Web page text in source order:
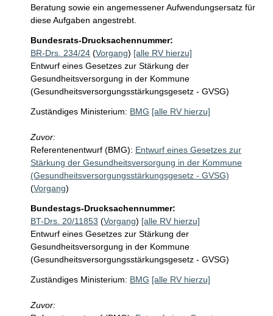
Beratung sowie ein angemessener Aufwendungsersatz für
Bundesrats-Drucksachennummer:
BR-Drs. 234/24 (Vorgang) [alle RV hierzu]
Entwurf eines Gesetzes zur Stärkung der
Gesundheitsversorgung in der Kommune
(Gesundheitsversorgungsstärkungsgesetz - GVSG)
Zuständiges Ministerium: BMG [alle RV hierzu]
Zuvor:
Referentenentwurf (BMG): Entwurf eines Gesetzes zur
Stärkung der Gesundheitsversorgung in der Kommune
(Gesundheitsversorgungsstärkungsgesetz - GVSG)
(Vorgang)
Bundestags-Drucksachennummer:
BT-Drs. 20/11853 (Vorgang) [alle RV hierzu]
Entwurf eines Gesetzes zur Stärkung der
Gesundheitsversorgung in der Kommune
(Gesundheitsversorgungsstärkungsgesetz - GVSG)
Zuständiges Ministerium: BMG [alle RV hierzu]
Zuvor: